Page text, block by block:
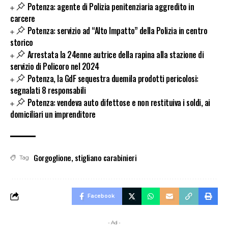
Potenza: agente di Polizia penitenziaria aggredito in
carcere
Potenza: servizio ad “Alto Impatto” della Polizia in centro
storico
Arrestata la 24enne autrice della rapina alla stazione di
servizio di Policoro nel 2024
Potenza, la GdF sequestra duemila prodotti pericolosi:
segnalati 8 responsabili
Potenza: vendeva auto difettose e non restituiva i soldi, ai
domiciliari un imprenditore
Tag Gorgoglione, stigliano carabinieri
Facebook
- Ad -